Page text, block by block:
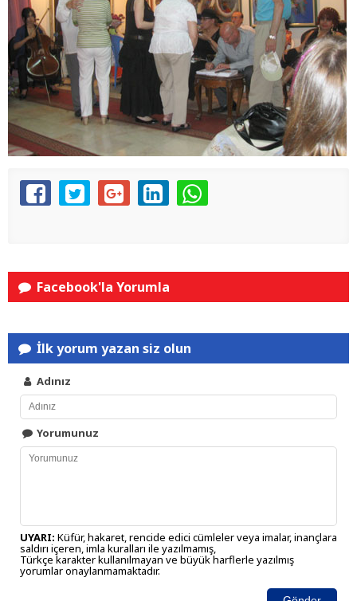
Facebook'la Yorumla
İlk yorum yazan siz olun
Adınız
Yorumunuz
UYARI: Küfür, hakaret, rencide edici cümleler veya imalar, inançlara
saldırı içeren, imla kuralları ile yazılmamış,
Türkçe karakter kullanılmayan ve büyük harflerle yazılmış
yorumlar onaylanmamaktadır.